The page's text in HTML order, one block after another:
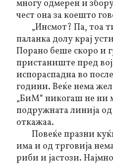
многу одмерен и
чест она за коешто
„Инсмот? Па, тоа
паланка долу крај
Порано беше скоро и
пристаниште пред
испораспадна во
години. Веќе нема
„БиМ“ никогаш не ни
подружната линија од
откажаа.
Повеќе празни
има и од трговија
риби и јастози.